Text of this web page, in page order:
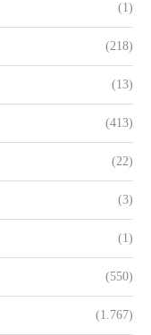
(1)
(218)
(13)
(413)
(22)
(3)
(1)
(550)
(1.767)